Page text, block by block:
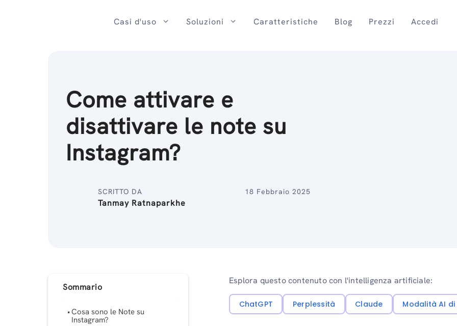
Casi d'uso Soluzioni Caratteristiche Blog Prezzi Accedi
Come attivare e
disattivare le note su
Instagram?
SCRITTO DA
Tanmay Ratnaparkhe
18 Febbraio 2025
Sommario
Cosa sono le Note su
Instagram?
Esplora questo contenuto con l'intelligenza artificiale:
ChatGPT Perplessità Claude Modalità AI